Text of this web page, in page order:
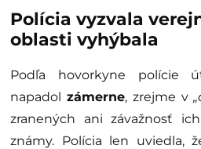
Polícia vyzvala
oblasti vyhýbala
Podľa hovorkyne polície
napadol zámerne, zrejme v
zranených ani závažnosť
známy. Polícia len uviedla,